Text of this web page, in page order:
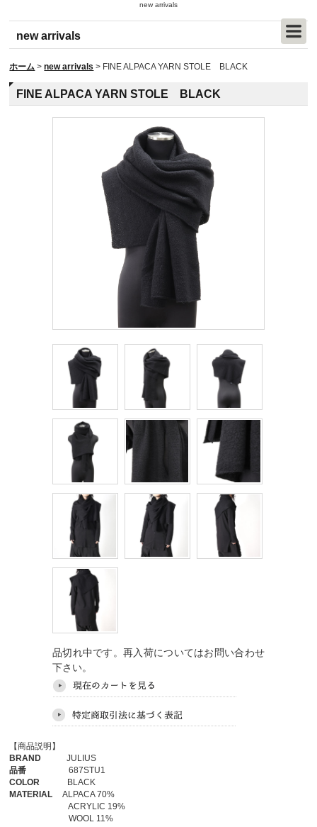
new arrivals
new arrivals
ホーム > new arrivals > FINE ALPACA YARN STOLE BLACK
FINE ALPACA YARN STOLE BLACK
品切れ中です。再入荷についてはお問い合わせ
下さい。
【商品説明】
BRAND JULIUS
品番 687STU1
COLOR BLACK
MATERIAL ALPACA 70%
ACRYLIC 19%
WOOL 11%